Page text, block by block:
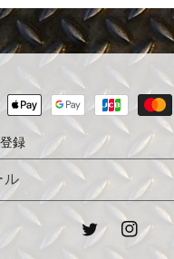
録
ル
TwitterInstagram